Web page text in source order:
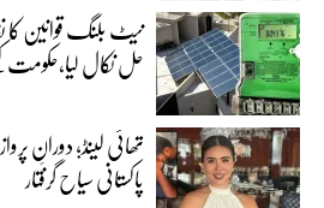
نیٹ بلنگ قوانین کا
حل نکال لیا،حکومت
تھائی لینڈ؛ دورانِ
پاکستانی سیاح گرفتار